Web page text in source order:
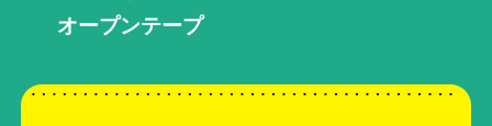
オープンテープ